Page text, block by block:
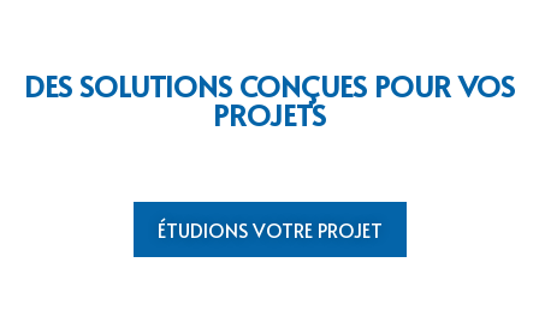
DES SOLUTIONS CONÇUES POUR VOS
PROJETS
ÉTUDIONS VOTRE PROJET